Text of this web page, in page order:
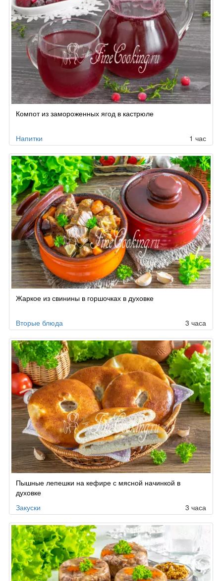
Компот из замороженных ягод в кастрюле
Напитки 1 час
Жаркое из свинины в горшочках в духовке
Вторые блюда 3 часа
Пышные лепешки на кефире с мясной начинкой в
духовке
Закуски
3 часа